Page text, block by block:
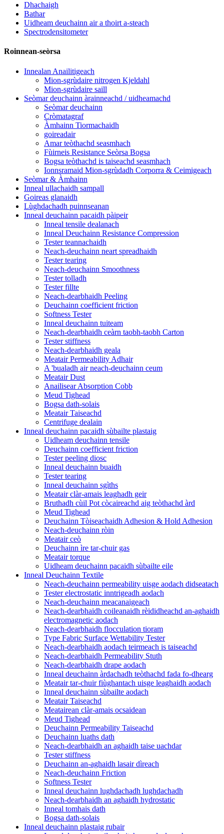
Dhachaigh
Bathar
Uidheam deuchainn air a thoirt a-steach
Spectrodensitometer
Roinnean-seòrsa
Innealan Anailitigeach
Mion-sgrùdaire nitrogen Kjeldahl
Mion-sgrùdaire saill
Seòmar deuchainn àrainneachd / uidheamachd
Seòmar deuchainn
Cròmatagraf
Àmhainn Tiormachaidh
goireadair
Amar teòthachd seasmhach
Fùirneis Resistance Seòrsa Bogsa
Bogsa teòthachd is taiseachd seasmhach
Ionnsramaid Mion-sgrùdadh Corporra & Ceimigeach
Seòmar & Àmhainn
Inneal ullachaidh sampall
Goireas glanaidh
Lùghdachadh puinnseanan
Inneal deuchainn pacaidh pàipeir
Inneal tensile dealanach
Inneal Deuchainn Resistance Compression
Tester teannachaidh
Neach-deuchainn neart spreadhaidh
Tester tearing
Neach-deuchainn Smoothness
Tester tolladh
Tester fillte
Neach-dearbhaidh Peeling
Deuchainn coefficient friction
Softness Tester
Inneal deuchainn tuiteam
Neach-dearbhaidh ceàrn taobh-taobh Carton
Tester stiffness
Neach-dearbhaidh geala
Meatair Permeability Adhair
A 'bualadh air neach-deuchainn ceum
Meatair Dust
Anailisear Absorption Cobb
Meud Tighead
Bogsa dath-solais
Meatair Taiseachd
Centrifuge dealain
Inneal deuchainn pacaidh sùbailte plastaig
Uidheam deuchainn tensile
Deuchainn coefficient friction
Tester peeling diosc
Inneal deuchainn buaidh
Tester tearing
Inneal deuchainn sgìths
Meatair clàr-amais leaghadh geir
Bruthadh cùil Pot còcaireachd aig teòthachd àrd
Meud Tighead
Deuchainn Tòiseachaidh Adhesion & Hold Adhesion
Neach-deuchainn ròin
Meatair ceò
Deuchainn ìre tar-chuir gas
Meatair torque
Uidheam deuchainn pacaidh sùbailte eile
Inneal Deuchainn Textile
Neach-deuchainn permeability uisge aodach didseatach
Tester electrostatic inntrigeadh aodach
Neach-deuchainn meacanaigeach
Neach-dearbhaidh coileanaidh rèididheachd an-aghaidh
electromagnetic aodach
Neach-dearbhaidh flocculation tioram
Type Fabric Surface Wettability Tester
Neach-dearbhaidh aodach teirmeach is taiseachd
Neach-dearbhaidh Permeability Stuth
Neach-dearbhaidh drape aodach
Inneal deuchainn àrdachadh teòthachd fada fo-dhearg
Meatair tar-chuir fiùghantach uisge leaghaidh aodach
Inneal deuchainn sùbailte aodach
Meatair Taiseachd
Meatairean clàr-amais ocsaidean
Meud Tighead
Deuchainn Permeability Taiseachd
Deuchainn luaths dath
Neach-dearbhaidh an aghaidh taise uachdar
Tester stiffness
Deuchainn an-aghaidh lasair dìreach
Neach-deuchainn Friction
Softness Tester
Inneal deuchainn lughdachadh lughdachadh
Neach-dearbhaidh an aghaidh hydrostatic
Inneal tomhais dath
Bogsa dath-solais
Inneal deuchainn plastaig rubair